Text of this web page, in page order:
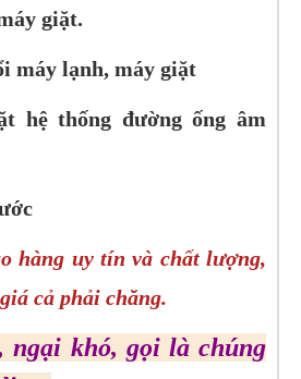
giặt.
máy lạnh, máy giặt
hệ thống đường ống âm
hàng uy tín và chất lượng,
cả phải chăng.
ngại khó, gọi là chúng